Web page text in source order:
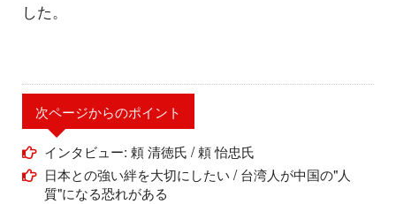
した。
次ページからのポイント
インタビュー: 頼 清徳氏 / 頼 怡忠氏
日本との強い絆を大切にしたい / 台湾人が中国の"人
質"になる恐れがある